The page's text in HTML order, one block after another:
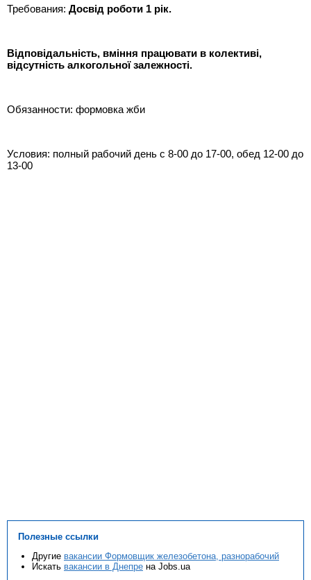
Требования: Досвід роботи 1 рік.
Відповідальність, вміння працювати в колективі,
відсутність алкогольної залежності.
Обязанности: формовка жби
Условия: полный рабочий день с 8-00 до 17-00, обед 12-00 до
13-00
Полезные ссылки
Другие вакансии Формовщик железобетона, разнорабочий
Искать вакансии в Днепре на Jobs.ua